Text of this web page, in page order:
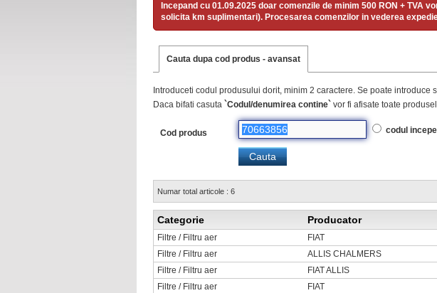
Incepand cu 01.09.2025 doar comenzile de minim 500 RON + TVA
solicita km suplimentari). Procesarea comenzilor in vederea
Cauta dupa cod produs - avansat
Introduceti codul produsului dorit, minim 2 caractere. Se poate
Daca bifati casuta `Codul/denumirea contine` vor fi afisate toate
Cod produs codul
Numar total articole : 6
Categorie Producator
Filtre / Filtru aer FIAT
Filtre / Filtru aer
ALLIS CHALMERS
Filtre / Filtru aer
FIAT ALLIS
Filtre / Filtru aer
FIAT